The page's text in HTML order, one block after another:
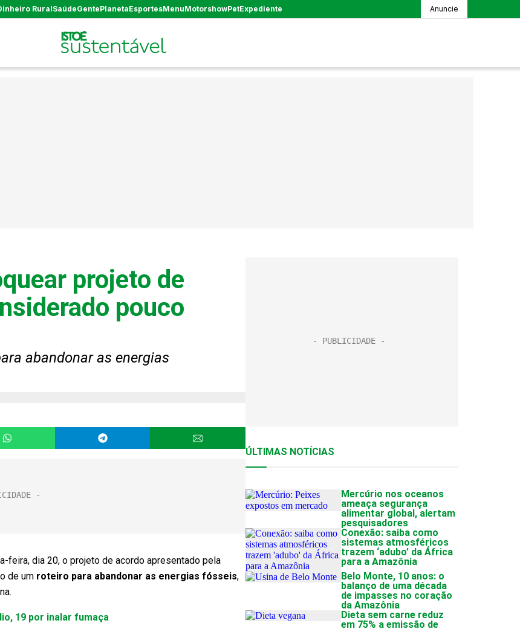
RuralSaúdeGentePlanetaEsportesMenuMotorshowPetExpediente Anuncie
projeto de
pouco
abandonar as energias
feira, dia 20, o projeto de acordo apresentado pela
de um roteiro para abandonar as energias fósseis,
19 por inalar fumaça